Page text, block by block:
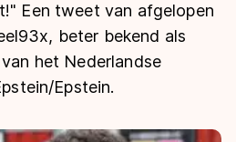
Een tweet van afgelopen
beter bekend als
het Nederlandse
Epstein.